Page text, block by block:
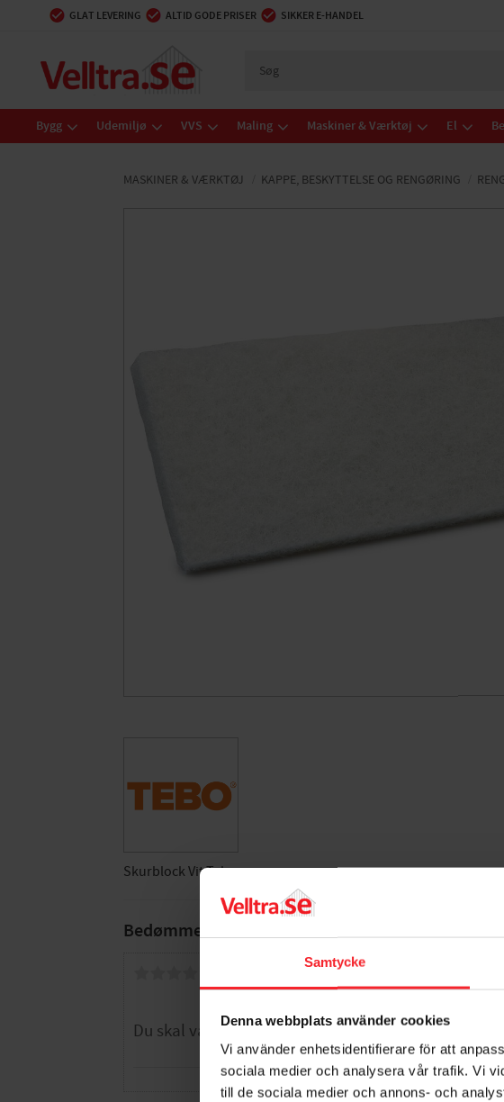
Samtycke
Denna webbplats använder cookies
Vi använder enhetsidentifierare för att
sociala medier och analysera vår trafik. Vi
till de sociala medier och annons- och
GLAT LEVERING ALTID GODE PRISER SIKKER E-HANDEL
Bygg Udemiljø VVS Maling Maskiner & Værktøj El
MASKINER & VÆRKTØJ KAPPE, BESKYTTELSE OG RENGØRING
Skurblock Vit Tebo.
Bedømmelser